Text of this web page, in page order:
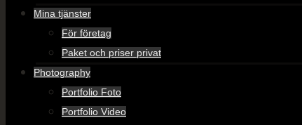
Mina tjänster
För företag
Paket och priser privat
Photography
Portfolio Foto
Portfolio Video